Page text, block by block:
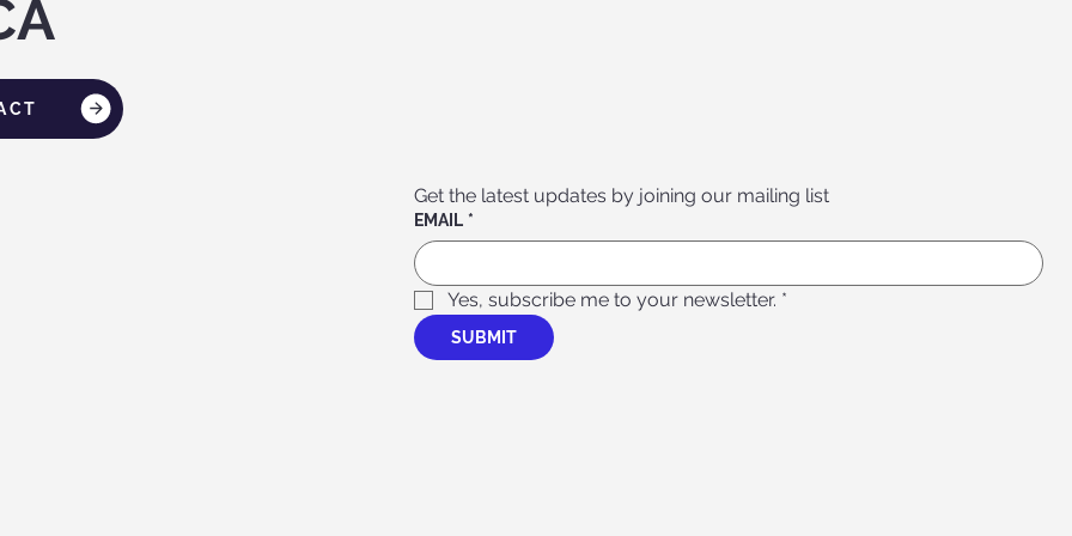
Get the latest updates by joining our mailing list
EMAIL *
Yes, subscribe me to your newsletter. *
SUBMIT